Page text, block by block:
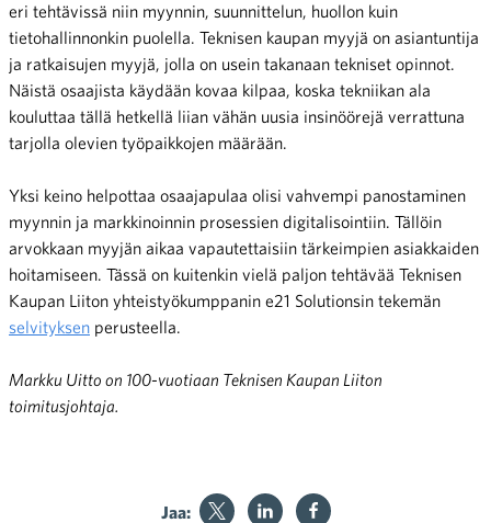
eri tehtävissä niin myynnin, suunnittelun, huollon kuin
tietohallinnonkin puolella. Teknisen kaupan myyjä on asiantuntija
ja ratkaisujen myyjä, jolla on usein takanaan tekniset opinnot.
Näistä osaajista käydään kovaa kilpaa, koska tekniikan ala
kouluttaa tällä hetkellä liian vähän uusia insinöörejä verrattuna
tarjolla olevien työpaikkojen määrään.
Yksi keino helpottaa osaajapulaa olisi vahvempi panostaminen
myynnin ja markkinoinnin prosessien digitalisointiin. Tällöin
arvokkaan myyjän aikaa vapautettaisiin tärkeimpien asiakkaiden
hoitamiseen. Tässä on kuitenkin vielä paljon tehtävää Teknisen
Kaupan Liiton yhteistyökumppanin e21 Solutionsin tekemän
selvityksen perusteella.
Markku Uitto on 100-vuotiaan Teknisen Kaupan Liiton
toimitusjohtaja.
Jaa: